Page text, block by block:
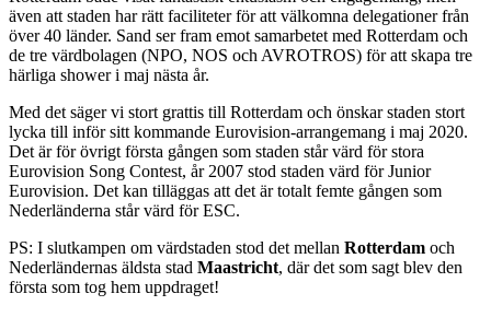
även att staden har rätt faciliteter för att välkomna delegationer från
över 40 länder. Sand ser fram emot samarbetet med Rotterdam och
de tre värdbolagen (NPO, NOS och AVROTROS) för att skapa tre
härliga shower i maj nästa år.
Med det säger vi stort grattis till Rotterdam och önskar staden stort
lycka till inför sitt kommande Eurovision-arrangemang i maj 2020.
Det är för övrigt första gången som staden står värd för stora
Eurovision Song Contest, år 2007 stod staden värd för Junior
Eurovision. Det kan tilläggas att det är totalt femte gången som
Nederländerna står värd för ESC.
PS: I slutkampen om värdstaden stod det mellan Rotterdam och
Nederländernas äldsta stad Maastricht, där det som sagt blev den
första som tog hem uppdraget!